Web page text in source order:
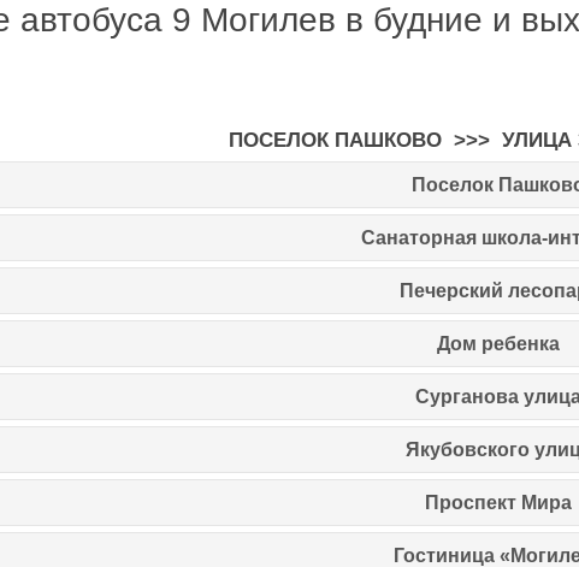
автобуса 9 Могилев в будние и
ПОСЕЛОК ПАШКОВО >>> УЛИЦА
Поселок
Санаторная школа-
Печерский
Дом ребенка
Сурганова
Якубовского
Проспект Мира
Гостиница